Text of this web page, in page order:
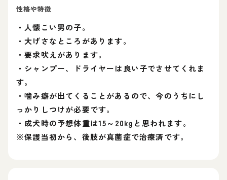
性格や特徴
・人懐こい男の子。
・大げさなところがあります。
・要求吠えがあります。
・シャンプー、ドライヤーは良い子でさせてくれま
す。
・噛み癖が出てくることがあるので、今のうちにし
っかりしつけが必要です。
・成犬時の予想体重は15～20kgと思われます。
※保護当初から、後肢が真菌症で治療済です。